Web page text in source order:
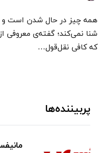
همه چیز در حال شدن است و
شنا نمی‌کند؛ گفته‌ی معروفی
که کافی نقل‌قول…
پربیننده‌ها